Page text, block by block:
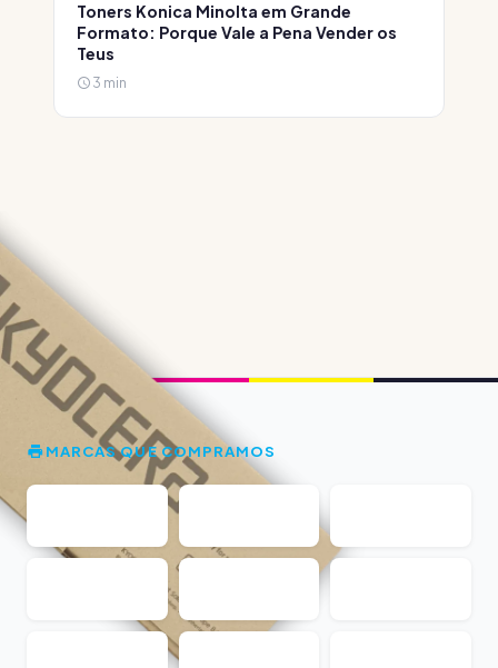
Toners Konica Minolta em Grande
Formato: Porque Vale a Pena Vender os
Teus
3 min
MARCAS QUE COMPRAMOS